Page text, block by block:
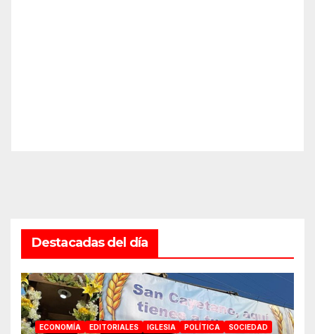
Destacadas del día
ECONOMÍA EDITORIALES IGLESIA POLÍTICA SOCIEDAD